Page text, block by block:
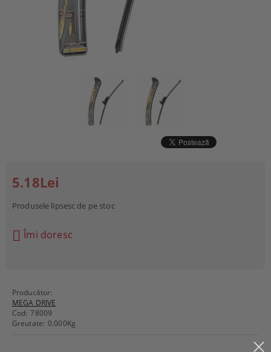
Producător:
MEGA DRIVE
Cod: 78009
Greutate: 0.000Kg
5.18Lei
Produsele lipsesc de pe stoc
Îmi doresc